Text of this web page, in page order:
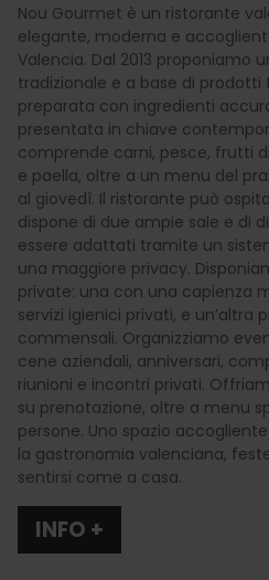
Nou Gourmet è un ristorante
elegante, moderna e
Valencia. Dal 2013 proponiamo
tradizionale e a base di
preparata con ingredienti
presentata in chiave
comprende carni, pesce, frutti
e paella, oltre a un menu del
al giovedì. Il ristorante può
dispone di due ampie sale e di
essere adattati tramite un
una maggiore privacy.
private: una con una capienza
servizi igienici privati, e un’altra
commensali. Organizziamo
cene aziendali, anniversari,
riunioni e incontri privati.
su prenotazione, oltre a menu
persone. Uno spazio
la gastronomia valenciana,
sentirsi come a casa.
INFO +